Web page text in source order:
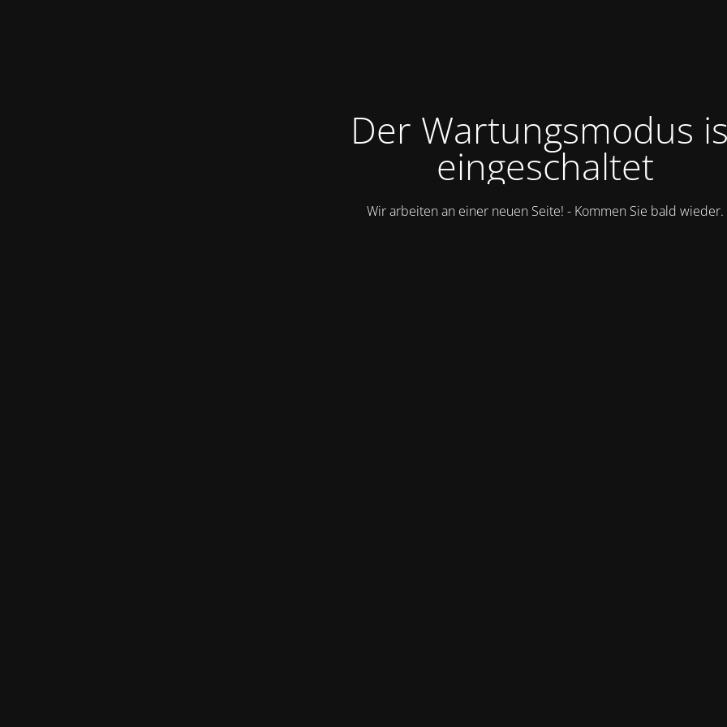
Der Wartungsmodus
eingeschaltet
Wir arbeiten an einer neuen Seite! - Kommen Sie bald wieder.